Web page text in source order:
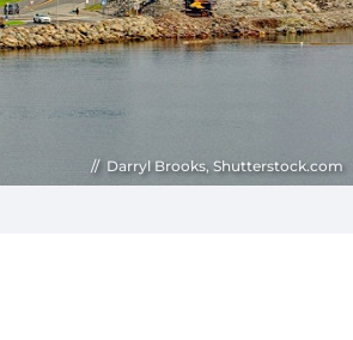
Darryl Brooks, Shutterstock.com